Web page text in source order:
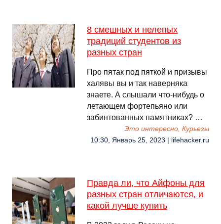
8 смешных и нелепых
традиций студентов из
разных стран
Про пятак под пяткой и призывы
халявы вы и так наверняка
знаете. А слышали что-нибудь о
летающем фортепьяно или
забинтованных памятниках? …
Это интересно, Курьезы
10:30, Январь 25, 2023 | lifehacker.ru
Правда ли, что Айфоны для
разных стран отличаются, и
какой лучше купить